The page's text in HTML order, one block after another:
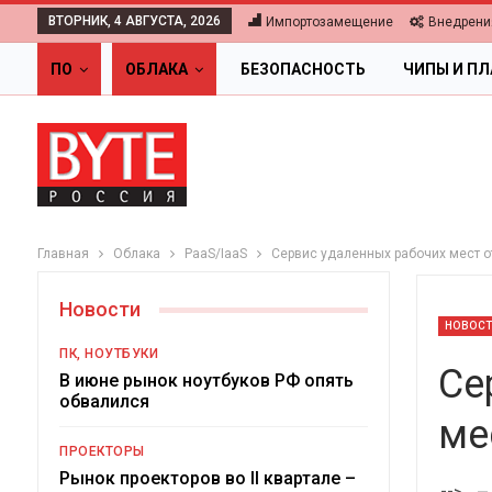
ВТОРНИК, 4 АВГУСТА, 2026 Импортозамещение
ПО ОБЛАКА БЕЗОПАСНОСТЬ ЧИПЫ И
Главная Облака PaaS/IaaS Сервис удаленных рабочих мест
Новости
ПК, НОУТБУКИ
В июне рынок ноутбуков РФ опять
обвалился
ПРОЕКТОРЫ
Рынок проекторов во II квартале –
Цифровая экономика 2026.